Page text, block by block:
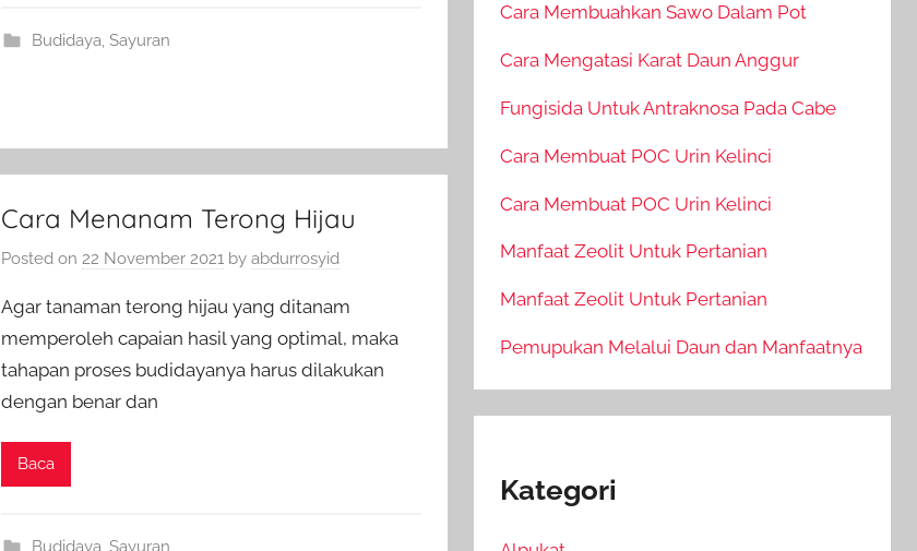
Budidaya, Sayuran
Cara Menanam Terong Hijau
Posted on22 November 2021 byabdurrosyid
Agar tanaman terong hijau yang ditanam
memperoleh capaian hasil yang optimal, maka
tahapan proses budidayanya harus dilakukan
dengan benar dan
Baca
Budidaya Sayuran
Cara Membuahkan Sawo Dalam Pot
Cara Mengatasi Karat Daun Anggur
Fungisida Untuk Antraknosa Pada Cabe
Cara Membuat POC Urin Kelinci
Cara Membuat POC Urin Kelinci
Manfaat Zeolit Untuk Pertanian
Manfaat Zeolit Untuk Pertanian
Pemupukan Melalui Daun dan Manfaatnya
Kategori